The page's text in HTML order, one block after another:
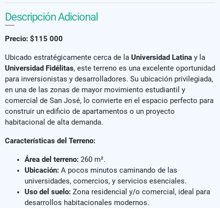
Descripción Adicional
Precio: $115 000
Ubicado estratégicamente cerca de la Universidad Latina y la
Universidad Fidélitas, este terreno es una excelente oportunidad
para inversionistas y desarrolladores. Su ubicación privilegiada,
en una de las zonas de mayor movimiento estudiantil y
comercial de San José, lo convierte en el espacio perfecto para
construir un edificio de apartamentos o un proyecto
habitacional de alta demanda.
Características del Terreno:
Área del terreno: 260 m².
Ubicación: A pocos minutos caminando de las
universidades, comercios, y servicios esenciales.
Uso del suelo: Zona residencial y/o comercial, ideal para
desarrollos habitacionales modernos.